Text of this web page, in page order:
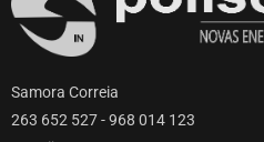
Samora Correia
263 652 527 - 968 014 123